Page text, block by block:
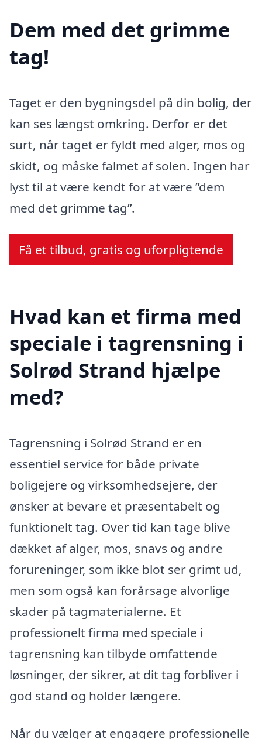
Dem med det grimme
tag!
Taget er den bygningsdel på din bolig, der
kan ses længst omkring. Derfor er det
surt, når taget er fyldt med alger, mos og
skidt, og måske falmet af solen. Ingen har
lyst til at være kendt for at være ”dem
med det grimme tag”.
Få et tilbud, gratis og uforpligtende
Hvad kan et firma med
speciale i tagrensning i
Solrød Strand hjælpe
med?
Tagrensning i Solrød Strand er en
essentiel service for både private
boligejere og virksomhedsejere, der
ønsker at bevare et præsentabelt og
funktionelt tag. Over tid kan tage blive
dækket af alger, mos, snavs og andre
forureninger, som ikke blot ser grimt ud,
men som også kan forårsage alvorlige
skader på tagmaterialerne. Et
professionelt firma med speciale i
tagrensning kan tilbyde omfattende
løsninger, der sikrer, at dit tag forbliver i
god stand og holder længere.
Når du vælger at engagere professionelle